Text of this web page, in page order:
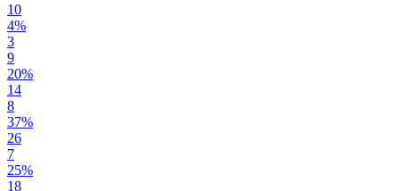
10
4%
3
9
20%
14
8
37%
26
7
25%
18